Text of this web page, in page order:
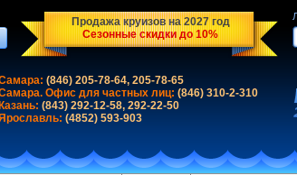
Продажа круизов на 2027 год
Сезонные скидки до 10%
(846) 205-78-64, 205-78-65
Офис для частных лиц: (846) 310-2-310
Казань: (843) 292-12-58, 292-22-50
(4852) 593-903